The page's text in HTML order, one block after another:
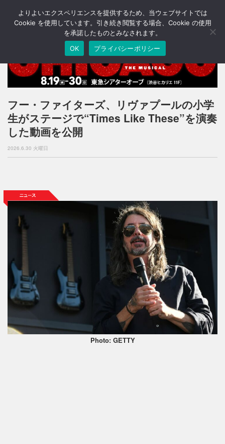
T
o
n
v
i
g
a
n
フー・ファイターズ、リヴァプールの小学
生がステージで“Times Like These”を演奏
した動画を公開
2026.6.30 火曜日
Photo: GETTY
よりよいエクスペリエンスを提供するため、当ウェブサイトでは
Cookie を使用しています。引き続き閲覧する場合、Cookie の使用
を承諾したものとみなされます。
OK
プライバシーポリシー